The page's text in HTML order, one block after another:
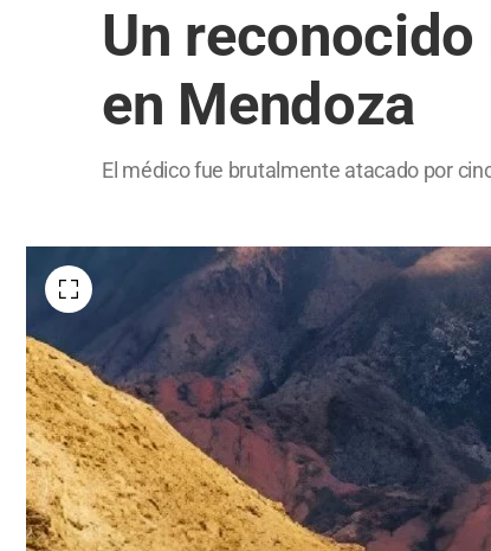
Un
en Mendoza
El médico fue brutalmente atacado por